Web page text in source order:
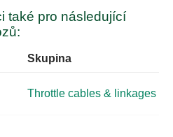
také pro následující
Skupina
Throttle cables & linkages